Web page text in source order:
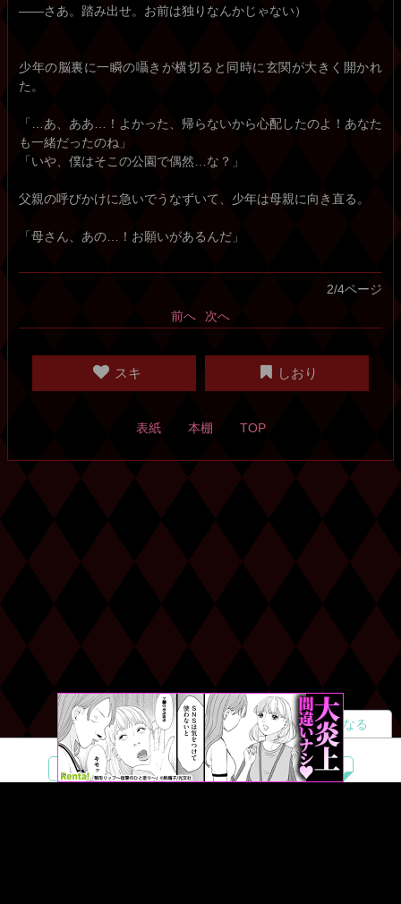
――さあ。踏み出せ。お前は独りなんかじゃない）
少年の脳裏に一瞬の囁きが横切ると同時に玄関が大きく開かれ
た。
「…あ、ああ…！よかった、帰らないから心配したのよ！あなた
も一緒だったのね」
「いや、僕はそこの公園で偶然…な？」
父親の呼びかけに急いでうなずいて、少年は母親に向き直る。
「母さん、あの…！お願いがあるんだ」
2/4ページ
前へ
次へ
スキ しおり
表紙 本棚 TOP
夢小説 ツイステ R18 鬼滅の刃 BL
読者になる